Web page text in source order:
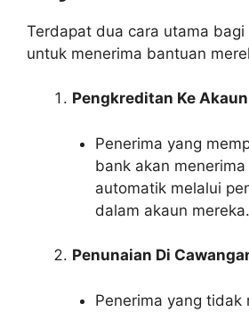
Terdapat dua cara utama bagi
untuk menerima bantuan
Pengkreditan Ke
Penerima yang
bank akan
automatik melalui
dalam akaun mereka.
Penunaian Di
Penerima yang tidak